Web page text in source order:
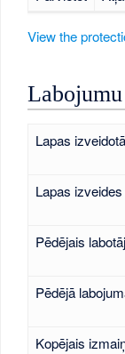
View the
Lapas
Lapas
Pēdējais
Pēdējā
Kopējais